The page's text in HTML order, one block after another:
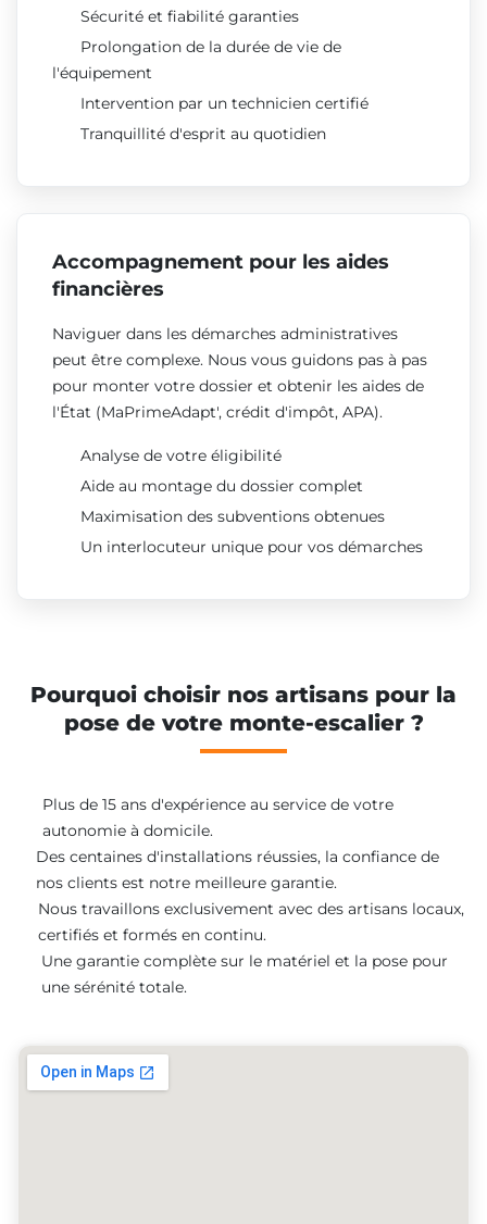
Sécurité et fiabilité garanties
Prolongation de la durée de vie de
l'équipement
Intervention par un technicien certifié
Tranquillité d'esprit au quotidien
Accompagnement pour les aides
financières
Naviguer dans les démarches administratives
peut être complexe. Nous vous guidons pas à pas
pour monter votre dossier et obtenir les aides de
l'État (MaPrimeAdapt', crédit d'impôt, APA).
Analyse de votre éligibilité
Aide au montage du dossier complet
Maximisation des subventions obtenues
Un interlocuteur unique pour vos démarches
Pourquoi choisir nos artisans pour la
pose de votre monte-escalier ?
Plus de 15 ans d'expérience au service de votre
autonomie à domicile.
Des centaines d'installations réussies, la confiance de
nos clients est notre meilleure garantie.
Nous travaillons exclusivement avec des artisans locaux,
certifiés et formés en continu.
Une garantie complète sur le matériel et la pose pour
une sérénité totale.